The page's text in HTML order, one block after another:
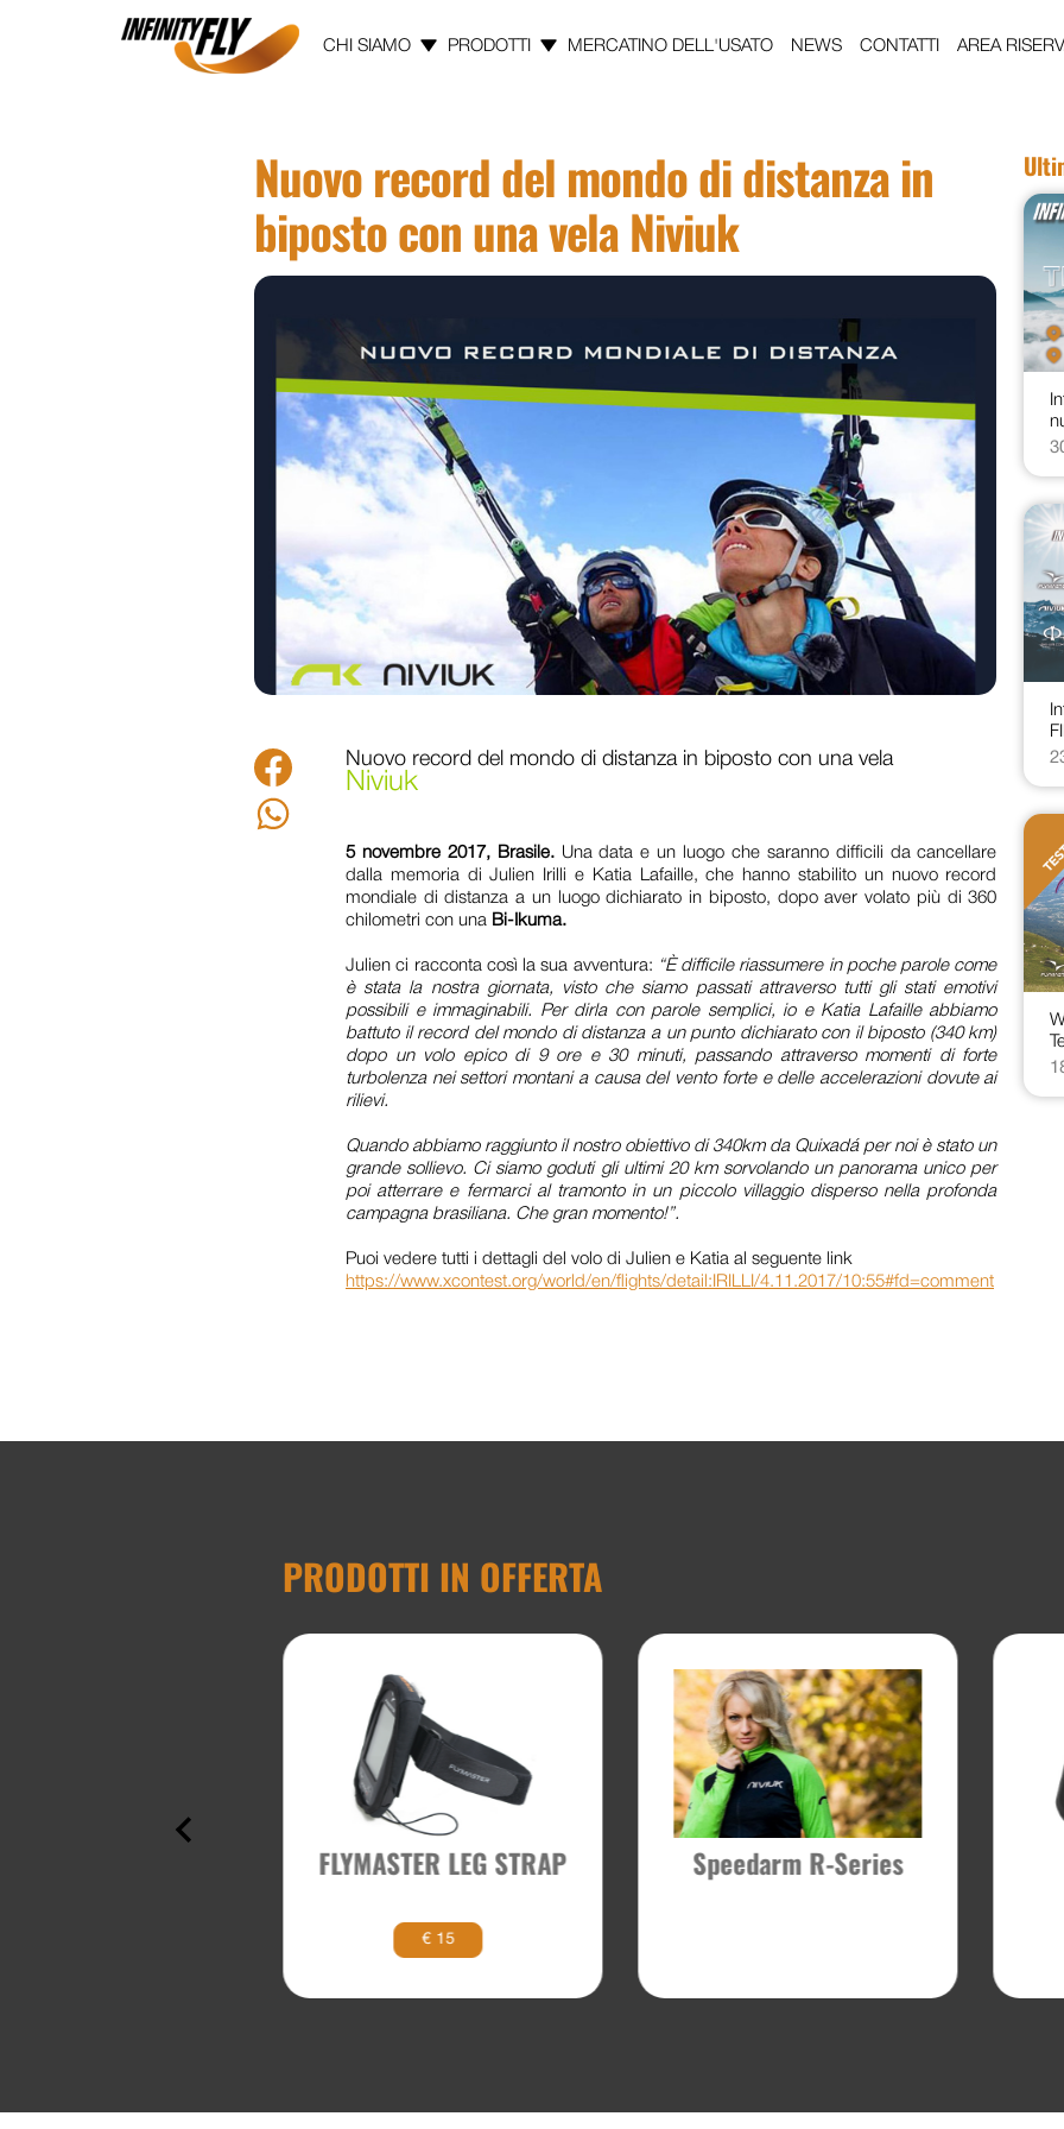
CHI SIAMO PRODOTTI MERCATINO DELL'USATO NEWS CONTATTI AREA
Nuovo record del mondo di distanza in
biposto con una vela Niviuk
FacebookNuovo record del mondo di distanza in biposto con una vela
Niviuk
5 novembre 2017, Brasile.Una data e un luogo che saranno difficili da cancellare
dalla memoria di Julien Irilli e Katia Lafaille, che hanno stabilito un nuovo record
mondiale di distanza a un luogo dichiarato in biposto, dopo aver volato più di 360
chilometri con una Bi-Ikuma.
Julien ci racconta così la sua avventura: “È difficile riassumere in poche parole come
è stata la nostra giornata, visto che siamo passati attraverso tutti gli stati emotivi
possibili e immaginabili. Per dirla con parole semplici, io e Katia Lafaille abbiamo
battuto il record del mondo di distanza a un punto dichiarato con il biposto (340 km)
dopo un volo epico di 9 ore e 30 minuti, passando attraverso momenti di forte
turbolenza nei settori montani a causa del vento forte e delle accelerazioni dovute ai
rilievi.
Quando abbiamo raggiunto il nostro obiettivo di 340km da Quixadá per noi è stato un
grande sollievo. Ci siamo goduti gli ultimi 20 km sorvolando un panorama unico per
poi atterrare e fermarci al tramonto in un piccolo villaggio disperso nella profonda
campagna brasiliana. Che gran momento!”.
Puoi vedere tutti i dettagli del volo di Julien e Katia al seguente link
https://www.xcontest.org/world/en/flights/detail:IRILLI/4.11.2017/10:55#fd=comment
PRODOTTI IN OFFERTA
FLYMASTER LEG STRAP
€ 15
Speedarm R-Series